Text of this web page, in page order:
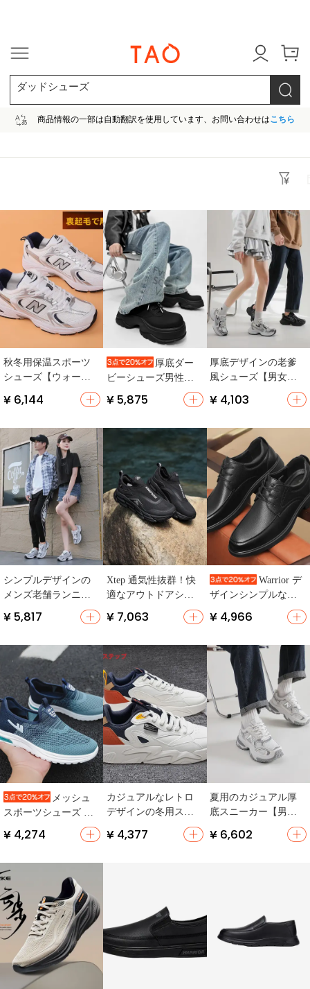
ダッドシューズ
商品情報の一部は自動翻訳を使用しています、お問い合わせはこちら
秋冬用保温スポーツ
シューズ【ウォーム
ファー・ユニセック
スデザイン・スニー
¥ 6,144
厚底ダー
ビーシューズ男性パ
リレトロ黒ビッグヘ
ッドシューズ
¥ 5,875
厚底デザインの老爹
風シューズ【男女兼
用・秋冬用・カジュ
アル・スポーツ】
¥ 4,103
シンプルデザインの
メンズ老舗ランニン
グシューズ【軽量・
スタイリッシュ・秋
ップ対応）
¥ 5,817
Xtep 通気性抜群！快
適なアウトドアシュ
ーズ【全黒・スポー
ツ・ハイキング用】
¥ 7,063
Warrior デ
ザインシンプルなメ
ンズカジュアルシュ
ーズ【ソフトソー
ザー調】
¥ 4,966
メッシュ
スポーツシューズ ス
リッポン メンズ レジ
ャーシーン用 秋 普通
¥ 4,274
カジュアルなレトロ
デザインの冬用スニ
ィ・ローカット・メ
¥ 4,377
夏用のカジュアル厚
底スニーカー【男女
兼用・ランニング・
休暇用】
¥ 6,602